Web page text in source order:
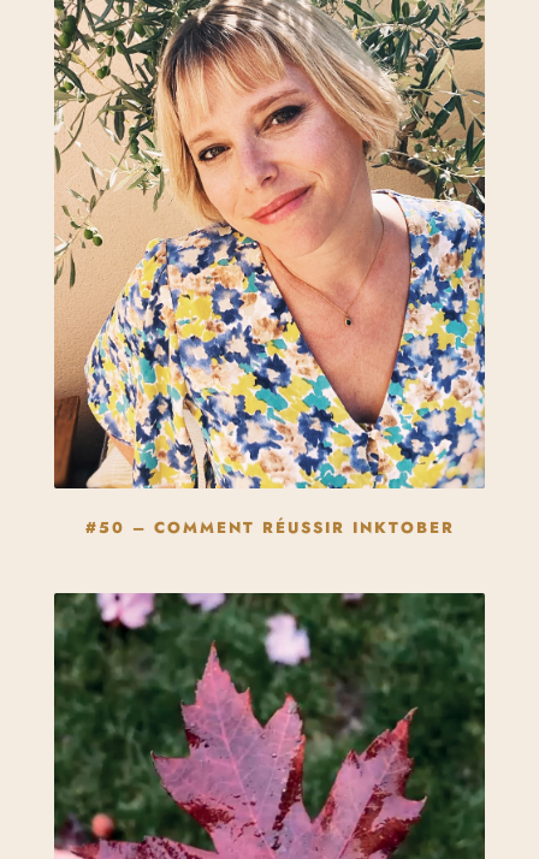
#50 – COMMENT RÉUSSIR INKTOBER